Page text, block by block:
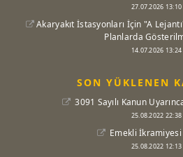
27.07.2026 13:10
Akaryakıt İstasyonları İçin "A
Planlarda
14.07.2026 13:24
SON YÜKLENEN
3091 Sayılı Kanun
25.08.2022 22:38
Emekli İkramiyesi
25.08.2022 12:13